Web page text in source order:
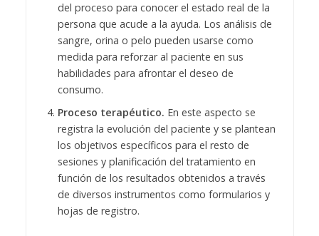
del proceso para conocer el estado real de la
persona que acude a la ayuda. Los análisis de
sangre, orina o pelo pueden usarse como
medida para reforzar al paciente en sus
habilidades para afrontar el deseo de
consumo.
Proceso terapéutico. En este aspecto se
registra la evolución del paciente y se plantean
los objetivos específicos para el resto de
sesiones y planificación del tratamiento en
función de los resultados obtenidos a través
de diversos instrumentos como formularios y
hojas de registro.